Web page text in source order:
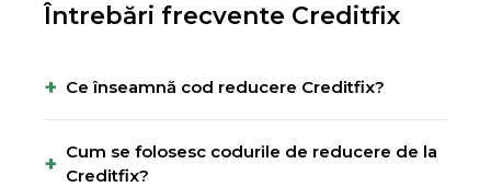
Întrebări frecvente Creditfix
+ Ce înseamnă cod reducere Creditfix?
+ Cum se folosesc codurile de reducere de la
Creditfix?